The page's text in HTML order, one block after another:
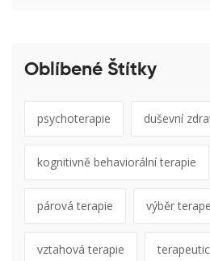
Oblíbené Štítky
psychoterapie duševní
kognitivně behaviorální terapie
párová terapie výběr
vztahová terapie